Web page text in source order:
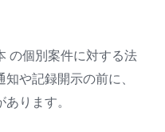
の個別案件に対する法
や記録開示の前に、
ります。